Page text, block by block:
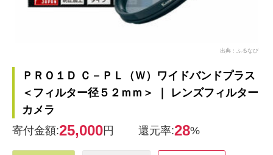
出典：ふるなび
ＰＲＯ１Ｄ Ｃ－ＰＬ（Ｗ）ワイドバンドプラス
＜フィルター径５２ｍｍ＞ ｜ レンズフィルター
カメラ
寄付金額:25,000円 還元率:28%